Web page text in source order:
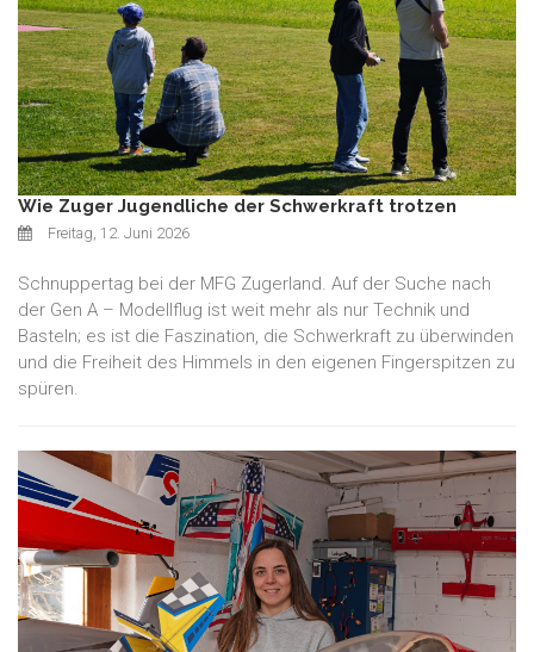
Wie Zuger Jugendliche der Schwerkraft trotzen
Freitag, 12. Juni 2026
Schnuppertag bei der MFG Zugerland. Auf der Suche nach
der Gen A – Modellflug ist weit mehr als nur Technik und
Basteln; es ist die Faszination, die Schwerkraft zu überwinden
und die Freiheit des Himmels in den eigenen Fingerspitzen zu
spüren.